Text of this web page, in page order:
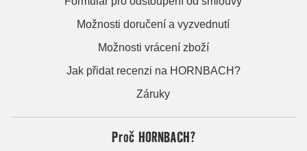
Možnosti doručení a vyzvednutí
Možnosti vrácení zboží
Jak přidat recenzi na HORNBACH?
Záruky
Proč HORNBACH?